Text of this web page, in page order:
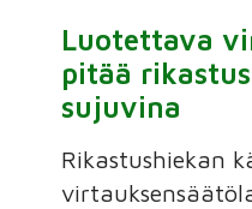
Luotettava
pitää
sujuvina
Rikastushiekan